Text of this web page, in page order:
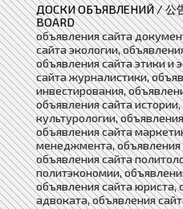
ДОСКИ ОБЪЯВЛЕНИЙ / 公
BOARD
объявления сайта
сайта экологии,
объявления сайта этики и
сайта журналистики,
инвестирования,
объявления сайта
культурологии,
объявления сайта
менеджмента, объявления
объявления сайта
политэкономии,
объявления сайта юриста,
адвоката, объявления